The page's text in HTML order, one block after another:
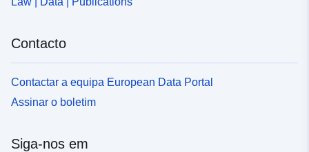
Contacto
Contactar a equipa European Data Portal
Assinar o boletim
Siga-nos em